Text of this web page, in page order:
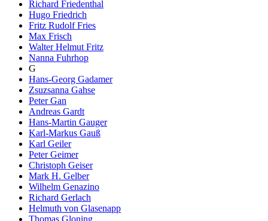
Richard Friedenthal
Hugo Friedrich
Fritz Rudolf Fries
Max Frisch
Walter Helmut Fritz
Nanna Fuhrhop
G
Hans-Georg Gadamer
Zsuzsanna Gahse
Peter Gan
Andreas Gardt
Hans-Martin Gauger
Karl-Markus Gauß
Karl Geiler
Peter Geimer
Christoph Geiser
Mark H. Gelber
Wilhelm Genazino
Richard Gerlach
Helmuth von Glasenapp
Thomas Gloning